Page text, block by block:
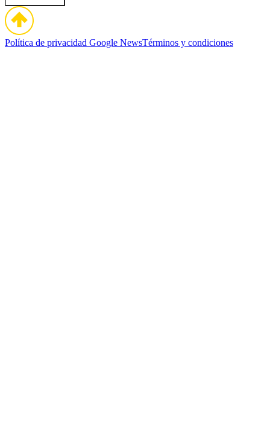
Política de privacidad Google NewsTérminos y condiciones